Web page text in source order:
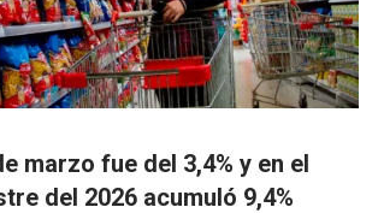
marzo fue del 3,4% y en el
del 2026 acumuló 9,4%